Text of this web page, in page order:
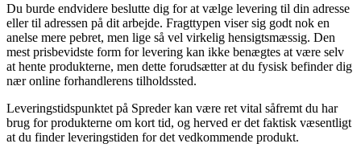
Du burde endvidere beslutte dig for at vælge levering til din adresse
eller til adressen på dit arbejde. Fragttypen viser sig godt nok en
anelse mere pebret, men lige så vel virkelig hensigtsmæssig. Den
mest prisbevidste form for levering kan ikke benægtes at være selv
at hente produkterne, men dette forudsætter at du fysisk befinder dig
nær online forhandlerens tilholdssted.
Leveringstidspunktet på Spreder kan være ret vital såfremt du har
brug for produkterne om kort tid, og herved er det faktisk væsentligt
at du finder leveringstiden for det vedkommende produkt.